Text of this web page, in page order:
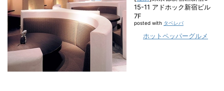
15-11 アドホック新宿ビル
7F
posted with タベレバ
ホットペッパーグルメ